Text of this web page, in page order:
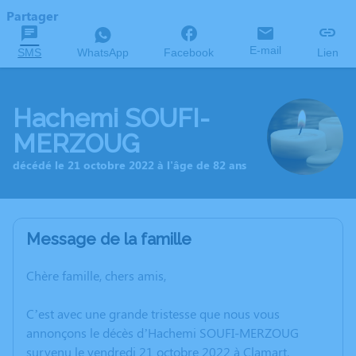
Partager
SMS WhatsApp Facebook E-mail Lien
Hachemi SOUFI-
MERZOUG
décédé le 21 octobre 2022 à l'âge de 82 ans
Message de la famille
Chère famille, chers amis,
C’est avec une grande tristesse que nous vous
annonçons le décès d’Hachemi SOUFI-MERZOUG
survenu le vendredi 21 octobre 2022 à Clamart.